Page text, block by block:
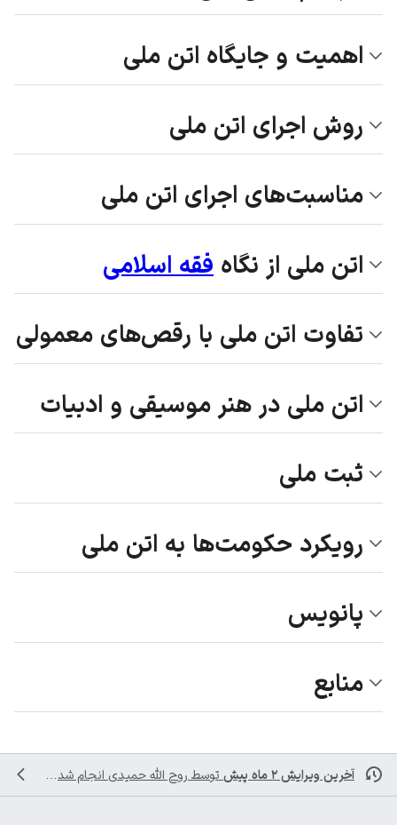
اهمیت و جایگاه اتن ملی
روش اجرای اتن ملی
مناسبت‌های اجرای اتن ملی
اتن ملی از نگاه فقه اسلامی
تفاوت اتن ملی با رقص‌های معمولی
اتن ملی در هنر موسیقی و ادبیات
ثبت ملی
رویکرد حکومت‌ها به اتن ملی
پانویس
منابع
آخرین ویرایش ۲ ماه پیش توسط روح الله حمیدی انجام شده است